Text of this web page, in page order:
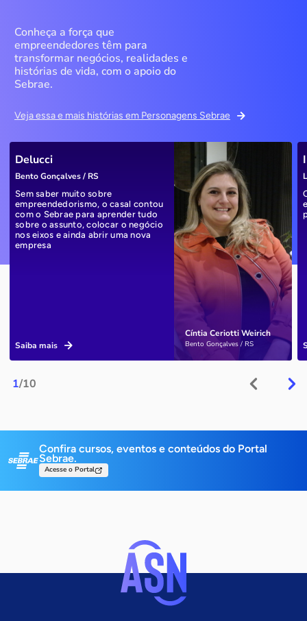
Conheça a força que
empreendedores têm para
transformar negócios, realidades e
histórias de vida, com o apoio do
Sebrae.
Veja essa e mais histórias em Personagens Sebrae
1/10
Cíntia Ceriotti Weirich
Bento Gonçalves / RS
Delucci
Bento Gonçalves / RS
Sem saber muito sobre
empreendedorismo, o casal contou
com o Sebrae para aprender tudo
sobre o assunto, colocar o negócio
nos eixos e ainda abrir uma nova
empresa
Saiba mais
Confira cursos, eventos e conteúdos do Portal
Sebrae.
Acesse o Portal